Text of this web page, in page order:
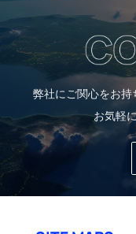
弊社にご関心をお
お気軽